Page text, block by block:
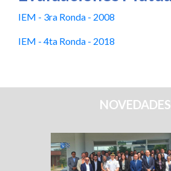
IEM - 3ra Ronda - 2008
IEM - 4ta Ronda - 2018
NOVEDADES